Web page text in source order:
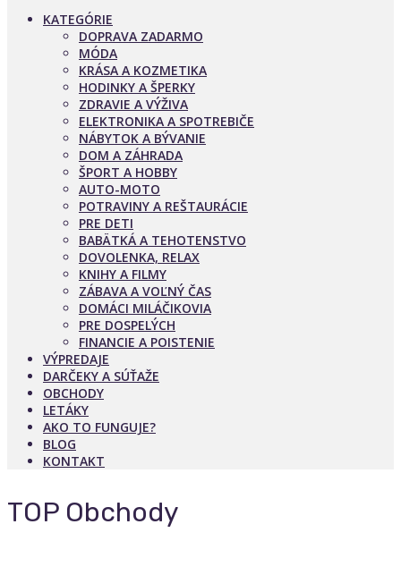
KATEGÓRIE
DOPRAVA ZADARMO
MÓDA
KRÁSA A KOZMETIKA
HODINKY A ŠPERKY
ZDRAVIE A VÝŽIVA
ELEKTRONIKA A SPOTREBIČE
NÁBYTOK A BÝVANIE
DOM A ZÁHRADA
ŠPORT A HOBBY
AUTO-MOTO
POTRAVINY A REŠTAURÁCIE
PRE DETI
BABÄTKÁ A TEHOTENSTVO
DOVOLENKA, RELAX
KNIHY A FILMY
ZÁBAVA A VOĽNÝ ČAS
DOMÁCI MILÁČIKOVIA
PRE DOSPELÝCH
FINANCIE A POISTENIE
VÝPREDAJE
DARČEKY A SÚŤAŽE
OBCHODY
LETÁKY
AKO TO FUNGUJE?
BLOG
KONTAKT
TOP Obchody